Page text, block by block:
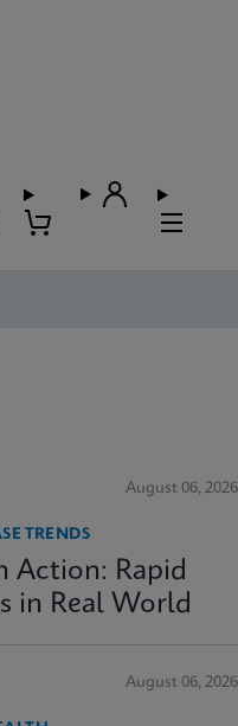
August 06, 2026
TRENDS
Action: Rapid
in Real World
August 06, 2026